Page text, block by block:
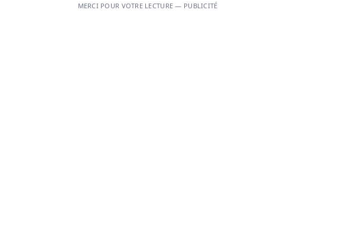
MERCI POUR VOTRE LECTURE — PUBLICITÉ